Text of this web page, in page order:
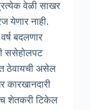
वेळी साखर
येणार नाही.
बदलणार
ससेहोलपट
ठेवायची असेल
कारखानदारी
शेतकरी टिकेल